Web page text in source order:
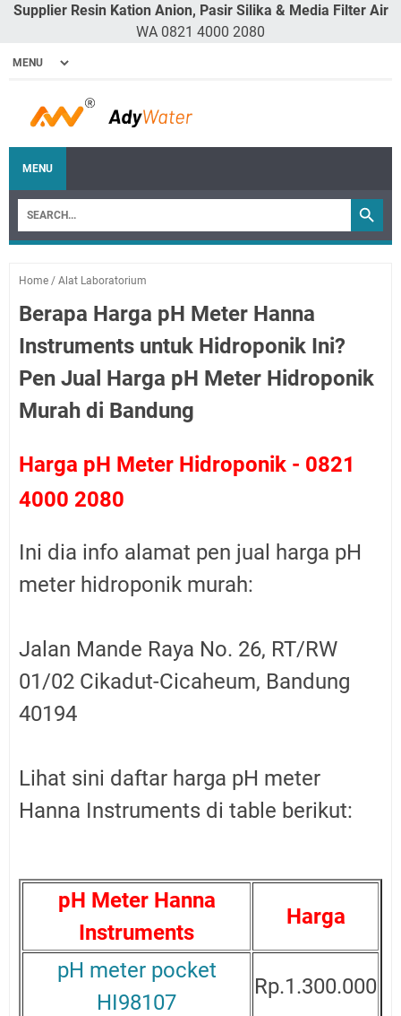
Supplier Resin Kation Anion, Pasir Silika & Media Filter Air
WA 0821 4000 2080
MENU
Home / Alat Laboratorium
Berapa Harga pH Meter Hanna
Instruments untuk Hidroponik Ini?
Pen Jual Harga pH Meter Hidroponik
Murah di Bandung
Harga pH Meter Hidroponik - 0821
4000 2080
Ini dia info alamat pen jual harga pH
meter hidroponik murah:
Jalan Mande Raya No. 26, RT/RW
01/02 Cikadut-Cicaheum, Bandung
40194
Lihat sini daftar harga pH meter
Hanna Instruments di table berikut:
pH Meter Hanna
Instruments
Harga
pH meter pocket
HI98107
Rp.1.300.000